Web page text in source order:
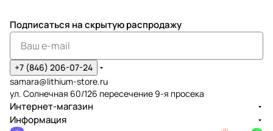
Подписаться на скрытую распродажу
+7 (846) 206-07-24
samara@lithium-store.ru
ул. Солнечная 60/126 пересечение 9-я просека
Интернет-магазин
Информация